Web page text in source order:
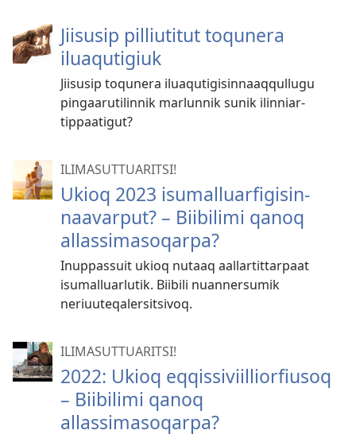
Jiisusip pilliutitut toqunera
iluaqutigiuk
Jiisusip toqunera iluaqutigisin­naaqqullugu
pingaarutilinnik marlunnik sunik ilinniar­
tippaatigut?
ILIMASUT­TUARITSI!
Ukioq 2023 isumalluarfigisin­
naavarput? – Biibilimi qanoq
allassimasoqarpa?
Inuppassuit ukioq nutaaq aallartit­tarpaat
isumalluarlutik. Biibili nuannersumik
neriuuteqalersitsivoq.
ILIMASUT­TUARITSI!
2022: Ukioq eqqissiviil­liorfiusoq
– Biibilimi qanoq
allassimasoqarpa?